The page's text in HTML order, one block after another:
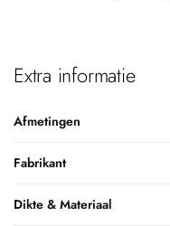
Extra informatie
Afmetingen
Fabrikant
Dikte & Materiaal